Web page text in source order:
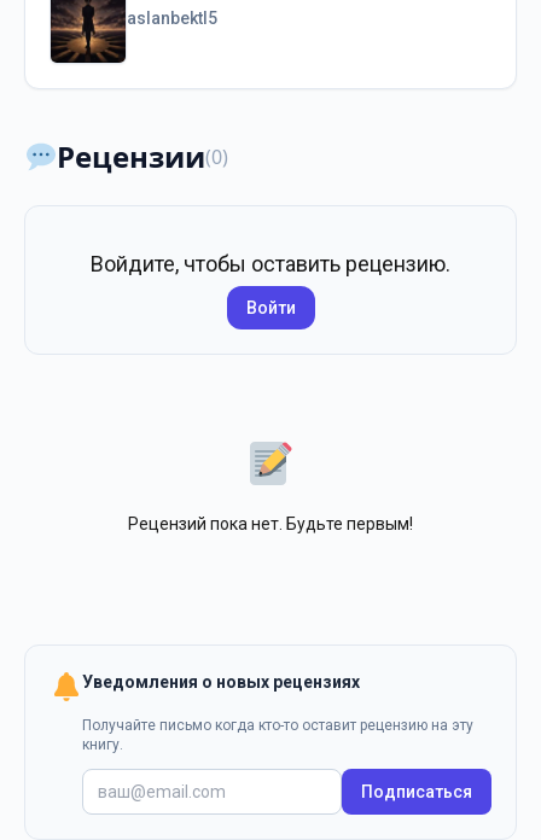
aslanbektl5
Рецензии(0)
Войдите, чтобы оставить рецензию.
Войти
Рецензий пока нет. Будьте первым!
Уведомления о новых рецензиях
Получайте письмо когда кто-то оставит рецензию на эту
книгу.
Подписаться